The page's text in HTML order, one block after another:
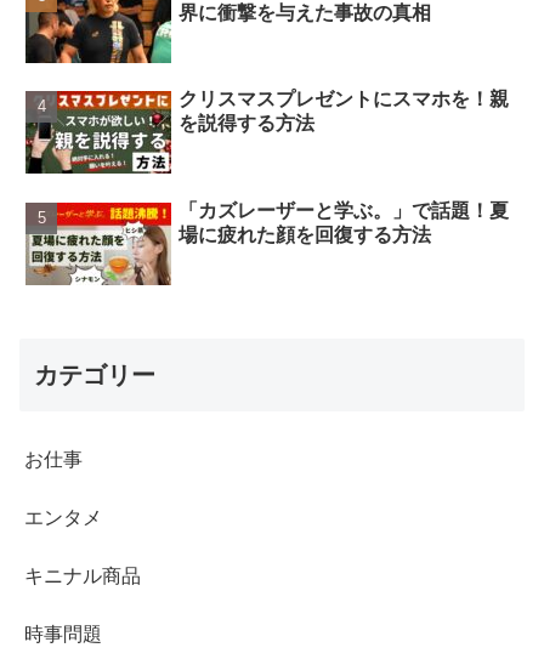
界に衝撃を与えた事故の真相
クリスマスプレゼントにスマホを！親
を説得する方法
「カズレーザーと学ぶ。」で話題！夏
場に疲れた顔を回復する方法
カテゴリー
お仕事
エンタメ
キニナル商品
時事問題